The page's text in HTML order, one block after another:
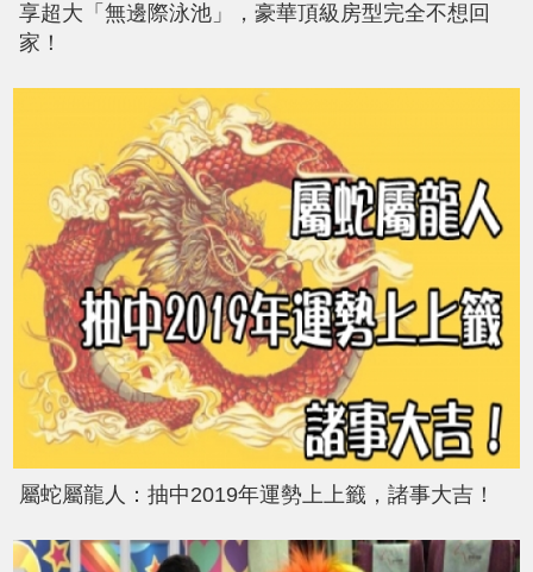
享超大「無邊際泳池」，豪華頂級房型完全不想回
家！
屬蛇屬龍人：抽中2019年運勢上上籤，諸事大吉！